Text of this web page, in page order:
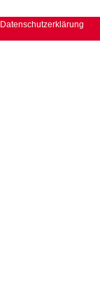
Datenschutzerklärung